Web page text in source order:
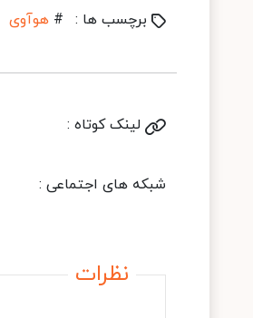
برچسب ها : # هوآوی
لینک کوتاه :
شبکه های اجتماعی :
نظرات